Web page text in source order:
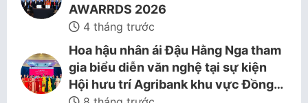
AWARRDS 2026
4 tháng trước
Hoa hậu nhân ái Đậu Hằng Nga tham
gia biểu diễn văn nghệ tại sự kiện
Hội hưu trí Agribank khu vực Đồng…